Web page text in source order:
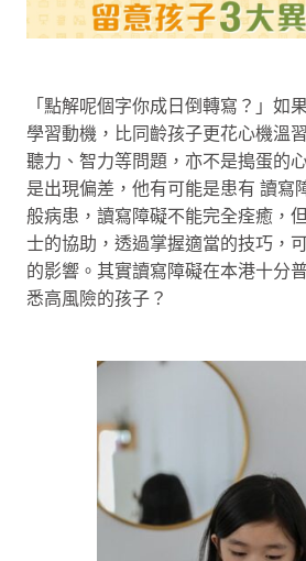
「點解呢個字你成日倒轉寫？」如
學習動機，比同齡孩子更花心機溫
聽力、智力等問題，亦不是搗蛋的
是出現偏差，他有可能是患有 讀寫
般病患，讀寫障礙不能完全痊癒，
士的協助，透過掌握適當的技巧，
的影響。其實讀寫障礙在本港十分
悉高風險的孩子？